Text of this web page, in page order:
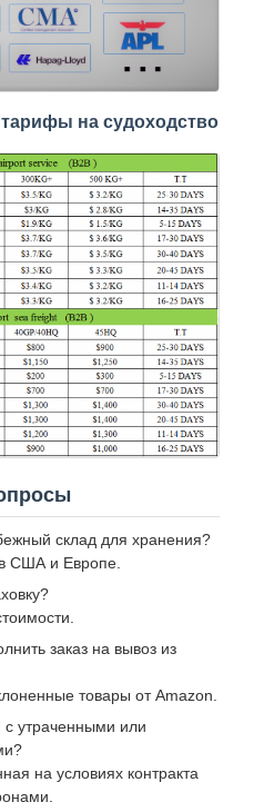
на судоходство
склад для хранения?
США и Европе.
заказ на вывоз из
товары от Amazon.
с утраченными или
на условиях контракта